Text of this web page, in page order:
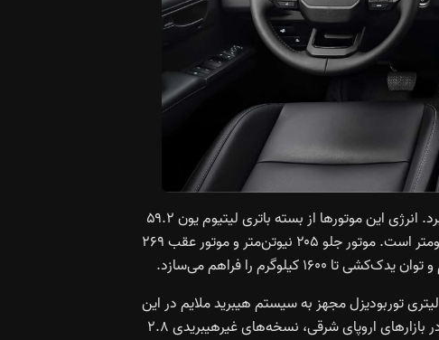
از نظر فنی، تمرکز فعلی تویوتا بر نسخه برقی است که از دو موتور الکتریکی بهره می‌برد. انرژی این موتورها از بسته باتری لیتیوم یون ۵۹.۲
کیلووات‌ساعتی تأمین می‌شود و بُرد ترکیبی آن طبق استاندارد WLTP حدود ۲۴۰ کیلومتر است. موتور جلو ۲۰۵ نیوتن‌متر و موتور عقب ۲۶۹
با این حال، تویوتا همچنان به نیاز مشتریان سنتی خود توجه کرده است. موتور ۲.۸ لیتری توربودیزل مجهز به سیستم هیبرید ملایم در این
نسل حفظ شده و توان حمل بار تا ۱۰۰۰ کیلوگرم و یدک‌کشی ۳۵۰۰ کیلوگرم را دارد. در بازارهای اروپای شرقی، نسخه‌های غیرهیبریدی ۲.۸